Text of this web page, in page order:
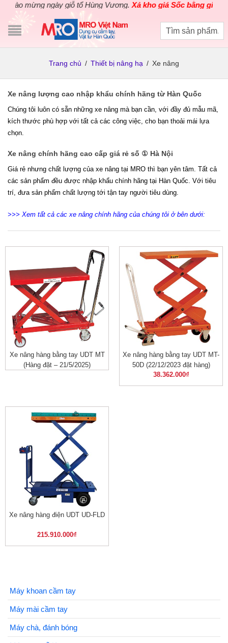
mừng ngày giỗ tổ Hùng Vương.Xả kho giá Sốc bằng giá Gốc
Trang chủ / Thiết bị nâng hạ / Xe nâng
Xe nâng lượng cao nhập khẩu chính hãng từ Hàn Quốc
Chúng tôi luôn có sẵn những xe nâng mà bạn cần, với đầy đủ mẫu mã,
kích thước phù hợp với tất cả các công việc, cho bạn thoải mái lựa
chọn.
Xe nâng chính hãng cao cấp giá rẻ số ① Hà Nội
Giá rẻ nhưng chất lượng của xe nâng tại MRO thì bạn yên tâm. Tất cả
các sản phẩm đều được nhập khẩu chính hãng tại Hàn Quốc. Với tiêu
trí, đưa sản phẩm chất lượng tới tận tay người tiêu dùng.
>>> Xem tất cả các xe nâng chính hãng của chúng tôi ở bên dưới:
Xe nâng hàng bằng tay UDT MT
(Hàng đặt – 21/5/2025)
Xe nâng hàng bằng tay UDT MT-
50D (22/12/2023 đặt hàng)
38.362.000₫
Xe nâng hàng điện UDT UD-FLD
215.910.000₫
Máy khoan cầm tay
Máy mài cầm tay
Máy chà, đánh bóng